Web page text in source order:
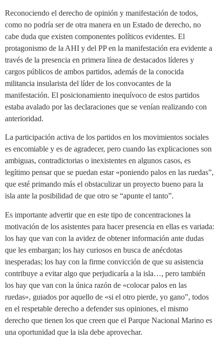
Reconociendo el derecho de opinión y manifestación de todos,
como no podría ser de otra manera en un Estado de derecho, no
cabe duda que existen componentes políticos evidentes. El
protagonismo de la AHI y del PP en la manifestación era evidente a
través de la presencia en primera línea de destacados líderes y
cargos públicos de ambos partidos, además de la conocida
militancia insularista del líder de los convocantes de la
manifestación. El posicionamiento inequívoco de estos partidos
estaba avalado por las declaraciones que se venían realizando con
anterioridad.
La participación activa de los partidos en los movimientos sociales
es encomiable y es de agradecer, pero cuando las explicaciones son
ambiguas, contradictorias o inexistentes en algunos casos, es
legítimo pensar que se puedan estar «poniendo palos en las ruedas”,
que esté primando más el obstaculizar un proyecto bueno para la
isla ante la posibilidad de que otro se “apunte el tanto”.
Es importante advertir que en este tipo de concentraciones la
motivación de los asistentes para hacer presencia en ellas es variada:
los hay que van con la avidez de obtener información ante dudas
que les embargan; los hay curiosos en busca de anécdotas
inesperadas; los hay con la firme convicción de que su asistencia
contribuye a evitar algo que perjudicaría a la isla…, pero también
los hay que van con la única razón de «colocar palos en las
ruedas», guiados por aquello de «si el otro pierde, yo gano”, todos
en el respetable derecho a defender sus opiniones, el mismo
derecho que tienen los que creen que el Parque Nacional Marino es
una oportunidad que la isla debe aprovechar.